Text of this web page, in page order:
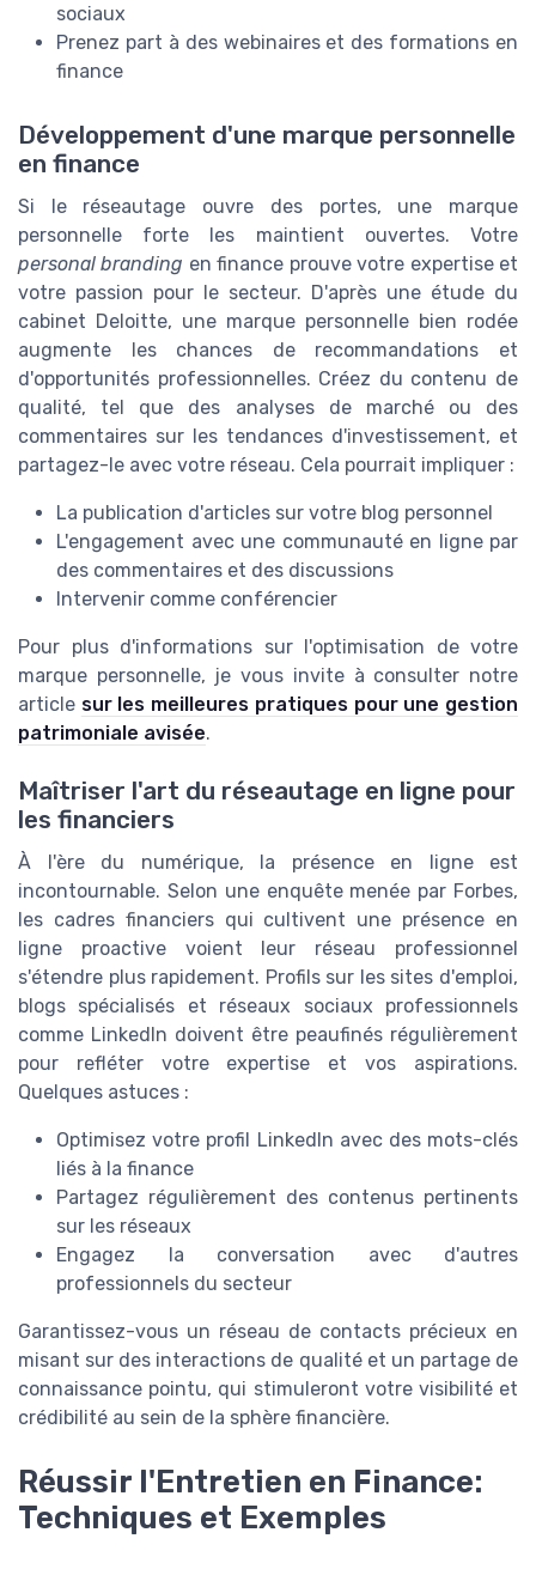
sociaux
Prenez part à des webinaires et des formations en
finance
Développement d'une marque personnelle
en finance
Si le réseautage ouvre des portes, une marque
personnelle forte les maintient ouvertes. Votre
personal branding en finance prouve votre expertise et
votre passion pour le secteur. D'après une étude du
cabinet Deloitte, une marque personnelle bien rodée
augmente les chances de recommandations et
d'opportunités professionnelles. Créez du contenu de
qualité, tel que des analyses de marché ou des
commentaires sur les tendances d'investissement, et
partagez-le avec votre réseau. Cela pourrait impliquer :
La publication d'articles sur votre blog personnel
L'engagement avec une communauté en ligne par
des commentaires et des discussions
Intervenir comme conférencier
Pour plus d'informations sur l'optimisation de votre
marque personnelle, je vous invite à consulter notre
article sur les meilleures pratiques pour une gestion
patrimoniale avisée.
Maîtriser l'art du réseautage en ligne pour
les financiers
À l'ère du numérique, la présence en ligne est
incontournable. Selon une enquête menée par Forbes,
les cadres financiers qui cultivent une présence en
ligne proactive voient leur réseau professionnel
s'étendre plus rapidement. Profils sur les sites d'emploi,
blogs spécialisés et réseaux sociaux professionnels
comme LinkedIn doivent être peaufinés régulièrement
pour refléter votre expertise et vos aspirations.
Quelques astuces :
Optimisez votre profil LinkedIn avec des mots-clés
liés à la finance
Partagez régulièrement des contenus pertinents
sur les réseaux
Engagez la conversation avec d'autres
professionnels du secteur
Garantissez-vous un réseau de contacts précieux en
misant sur des interactions de qualité et un partage de
connaissance pointu, qui stimuleront votre visibilité et
crédibilité au sein de la sphère financière.
Réussir l'Entretien en Finance:
Techniques et Exemples